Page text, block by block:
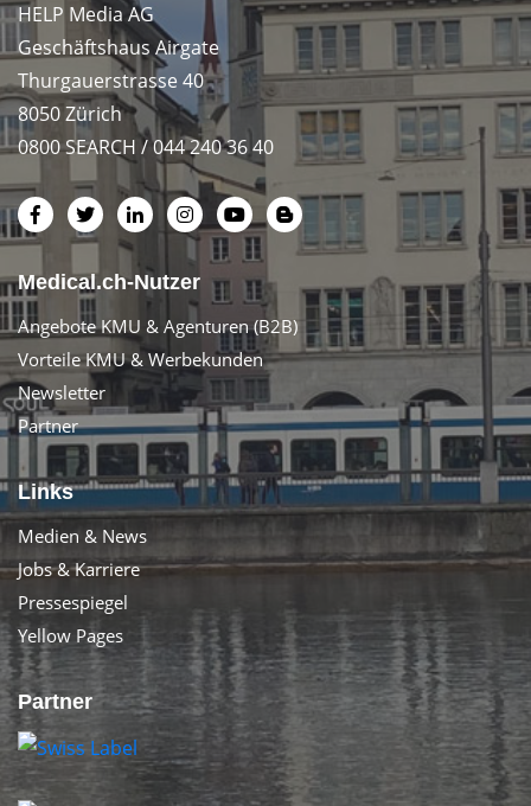
HELP Media AG
Geschäftshaus Airgate
Thurgauerstrasse 40
8050 Zürich
0800 SEARCH / 044 240 36 40
Medical.ch-Nutzer
Angebote KMU & Agenturen (B2B)
Vorteile KMU & Werbekunden
Newsletter
Partner
Links
Medien & News
Jobs & Karriere
Pressespiegel
Yellow Pages
Partner